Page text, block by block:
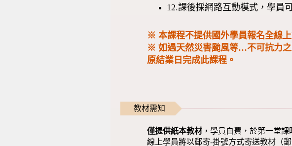
12.課後採網路互動模式，學員
※ 本課程不提供國外學員報名全線上
※ 如遇天然災害颱風等…不可抗力之
原結業日完成此課程。
教材需知
僅提供紙本教材 ，學員自費，於第一堂課
線上學員將以郵寄-掛號方式寄送教材（郵